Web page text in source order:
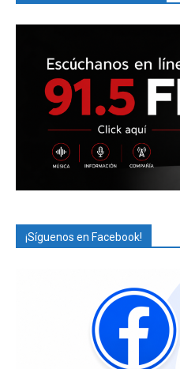
¡Síguenos en Facebook!